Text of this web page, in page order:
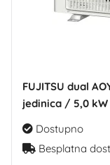
FUJITSU dual
jedinica / 5,0
Dostupno
Besplatna